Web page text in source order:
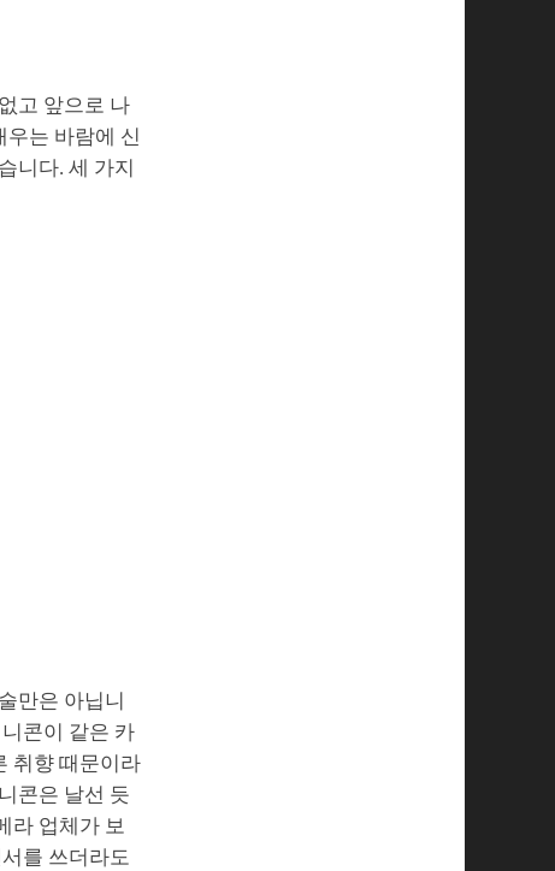
고 앞으로 나
는 바람에 신
니다. 세 가지
만은 아닙니
콘이 같은 카
취향 때문이라
콘은 날선 듯
라 업체가 보
를 쓰더라도